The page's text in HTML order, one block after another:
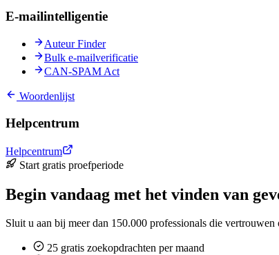
E-mailintelligentie
Auteur Finder
Bulk e-mailverificatie
CAN-SPAM Act
Woordenlijst
Helpcentrum
Helpcentrum
Start gratis proefperiode
Begin vandaag met het vinden van
Sluit u aan bij meer dan 150.000 professionals die
25 gratis zoekopdrachten per maand